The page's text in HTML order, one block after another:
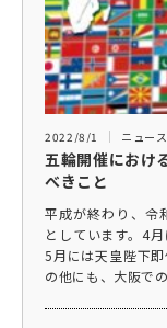
2022/8/1 ニュー
五輪開催におけ
べきこと
平成が終わり、令
としています。4
5月には天皇陛下
の他にも、大阪で